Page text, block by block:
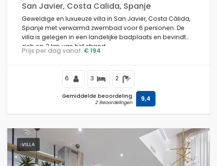
San Javier, Costa Calida, Spanje
Geweldige en luxueuze villa in San Javier, Costa Cálida,
Spanje met verwarmd zwembad voor 6 personen. De
villa is gelegen in een landelijke badplaats en bevindt
zich op 3 km van het strand.
Prijs per dag vanaf: € 194
6 3 2
Gemiddelde beoordeling
2 Beoordelingen 9,4
VILLA